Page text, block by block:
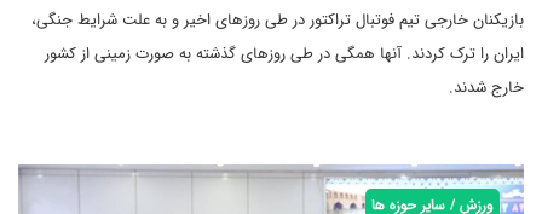
بازیکنان خارجی تیم فوتبال تراکتور در طی روز‌های اخیر و به علت شرایط جنگی،
ایران را ترک کردند. آنها همگی در طی روز‌های گذشته به صورت زمینی از کشور
خارج شدند.
ورزش / سایر حوزه ها